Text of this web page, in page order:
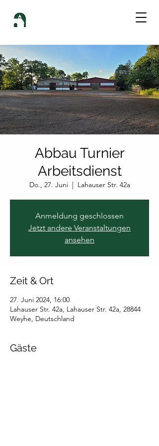
Abbau Turnier
Arbeitsdienst
Do., 27. Juni
  |
Lahauser Str. 42a
Anmeldung geschlossen
Jetzt andere Veranstaltungen
ansehen
Zeit & Ort
27. Juni 2024, 16:00
Lahauser Str. 42a, Lahauser Str. 42a, 28844
Weyhe, Deutschland
Gäste